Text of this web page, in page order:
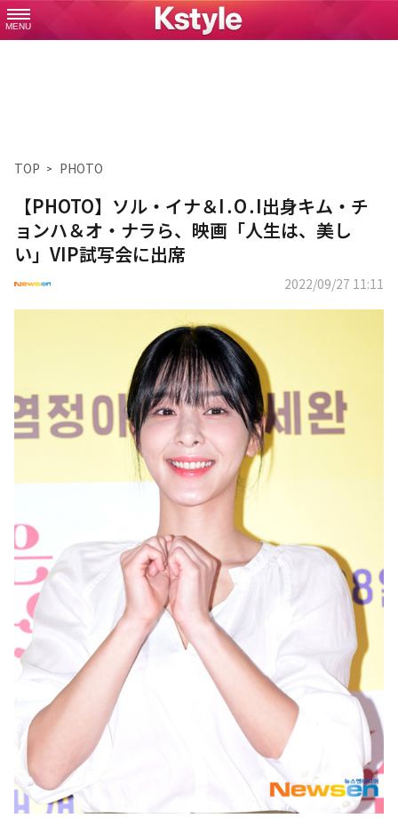
MENU
TOP PHOTO
【PHOTO】ソル・イナ＆I․O․I出身キム・チ
ョンハ＆オ・ナラら、映画「人生は、美し
い」VIP試写会に出席
2022/09/27 11:11